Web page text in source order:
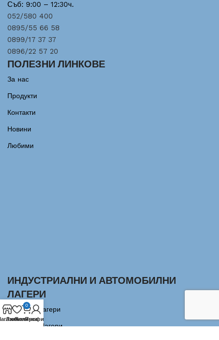
Съб: 9:00 – 12:30ч.
052/580 400
0895/55 66 58
0899/17 37 37
0896/22 57 20
ПОЛЕЗНИ ЛИНКОВЕ
За нас
Продукти
Контакти
Новини
Любими
ИНДУСТРИАЛНИ И АВТОМОБИЛНИ
ЛАГЕРИ
Сачмени лагери
Аксиални Лагери
Любими
0
Количка
Профил